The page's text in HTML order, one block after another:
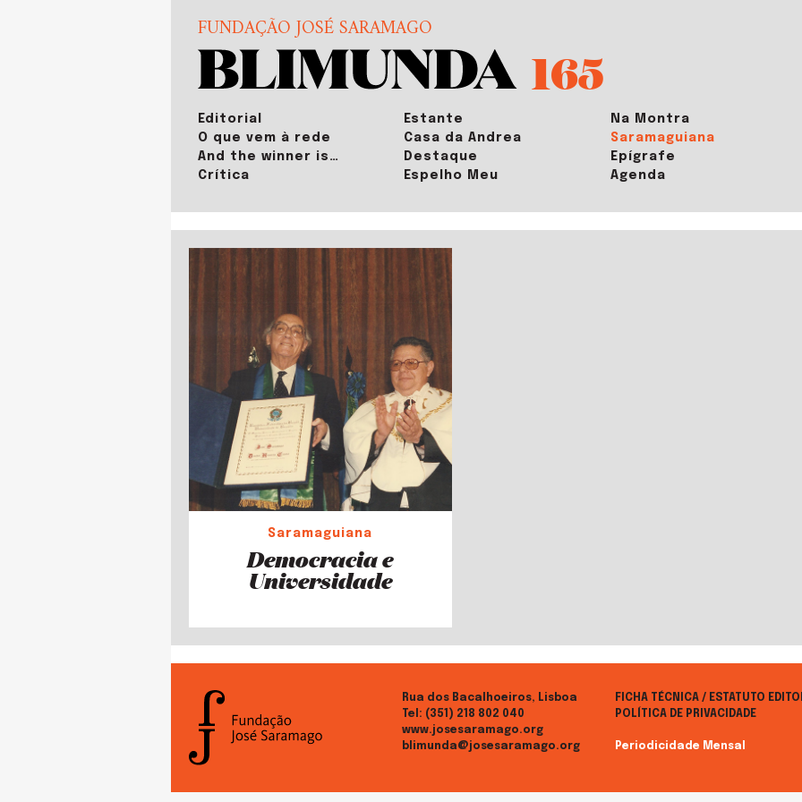
FUNDAÇÃO JOSÉ SARAMAGO
165
Editorial
O que vem à rede
And the winner is…
Crítica
Estante
Casa da Andrea
Destaque
Espelho Meu
Na Montra
Saramaguiana
Epígrafe
Agenda
Saramaguiana
Democracia e
Universidade
Rua dos Bacalhoeiros, Lisboa
Tel: (351) 218 802 040
www.josesaramago.org
blimunda@josesaramago.org
FICHA TÉCNICA / ESTATUTO
POLÍTICA DE PRIVACIDADE
Periodicidade Mensal